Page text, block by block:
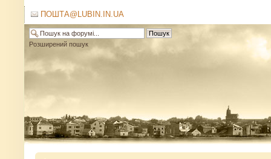
ПОШТА@LUBIN.IN.UA
Розширений пошук